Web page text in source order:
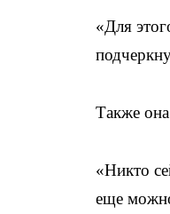
«Для
Также
«Никто
еще